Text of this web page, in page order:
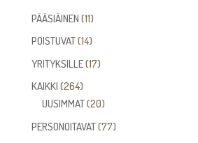
tuotetta
PÄÄSIÄINEN 1111
tuotetta
POISTUVAT 1414
tuotetta
YRITYKSILLE 1717
KAIKKI 264264
tuotetta
UUSIMMAT 2020
tuotetta
PERSONOITAVAT 7777